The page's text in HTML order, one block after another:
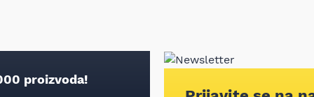
proizvoda!